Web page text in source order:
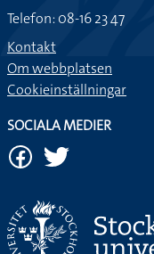
Telefon: 08-16 23 47
Kontakt
Om webbplatsen
Cookieinställningar
SOCIALA MEDIER